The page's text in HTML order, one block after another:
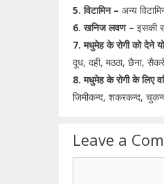
5. विटामिन – अन्य
6. खनिज लवण – इसकी
7. मधुमेह के रोगी को देने
दूध, दही, मठठा, छैना,
8. मधुमेह के रोगी के लिए
जिमीकन्द, शकरकन्द,
Leave a